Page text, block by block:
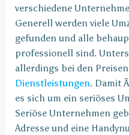
verschiedene
Generell werden viele
gefunden und alle
professionell sind.
allerdings bei den
Dienstleistungen. Damit
es sich um ein seriöses
Seriöse Unternehmen
Adresse und eine